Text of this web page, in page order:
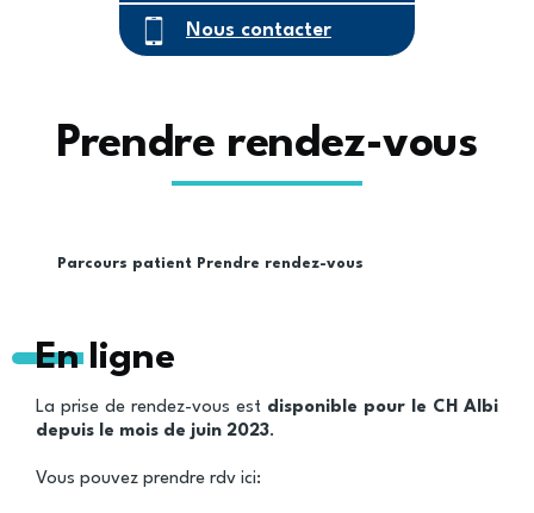
Nous contacter
Prendre rendez-vous
Fil
Parcours patient Prendre rendez-vous
En ligne
La prise de rendez-vous est disponible pour le CH Albi
depuis le mois de juin 2023.
Vous pouvez prendre rdv ici: